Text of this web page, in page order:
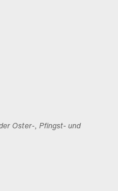
Oster-, Pfingst- und